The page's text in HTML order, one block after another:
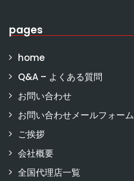
pages
home
Q&A – よくある質問
お問い合わせ
お問い合わせメールフォーム
ご挨拶
会社概要
全国代理店一覧